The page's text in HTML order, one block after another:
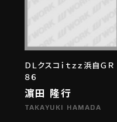
ＤＬクスコｉｔｚｚ浜自ＧＲ
８６
濵田 隆行
TAKAYUKI HAMADA